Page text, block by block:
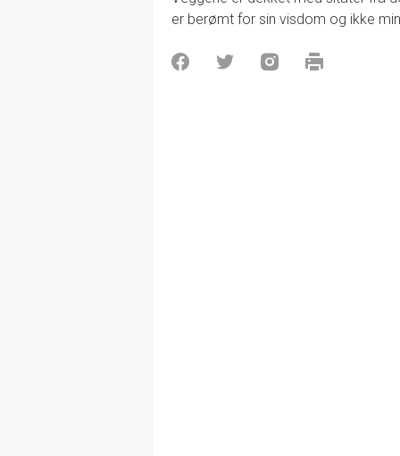
er berømt for sin visdom og ikke